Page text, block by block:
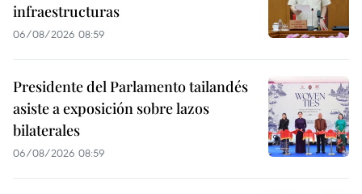
infraestructuras
06/08/2026 08:59
Presidente del Parlamento tailandés
asiste a exposición sobre lazos
bilaterales
06/08/2026 08:59